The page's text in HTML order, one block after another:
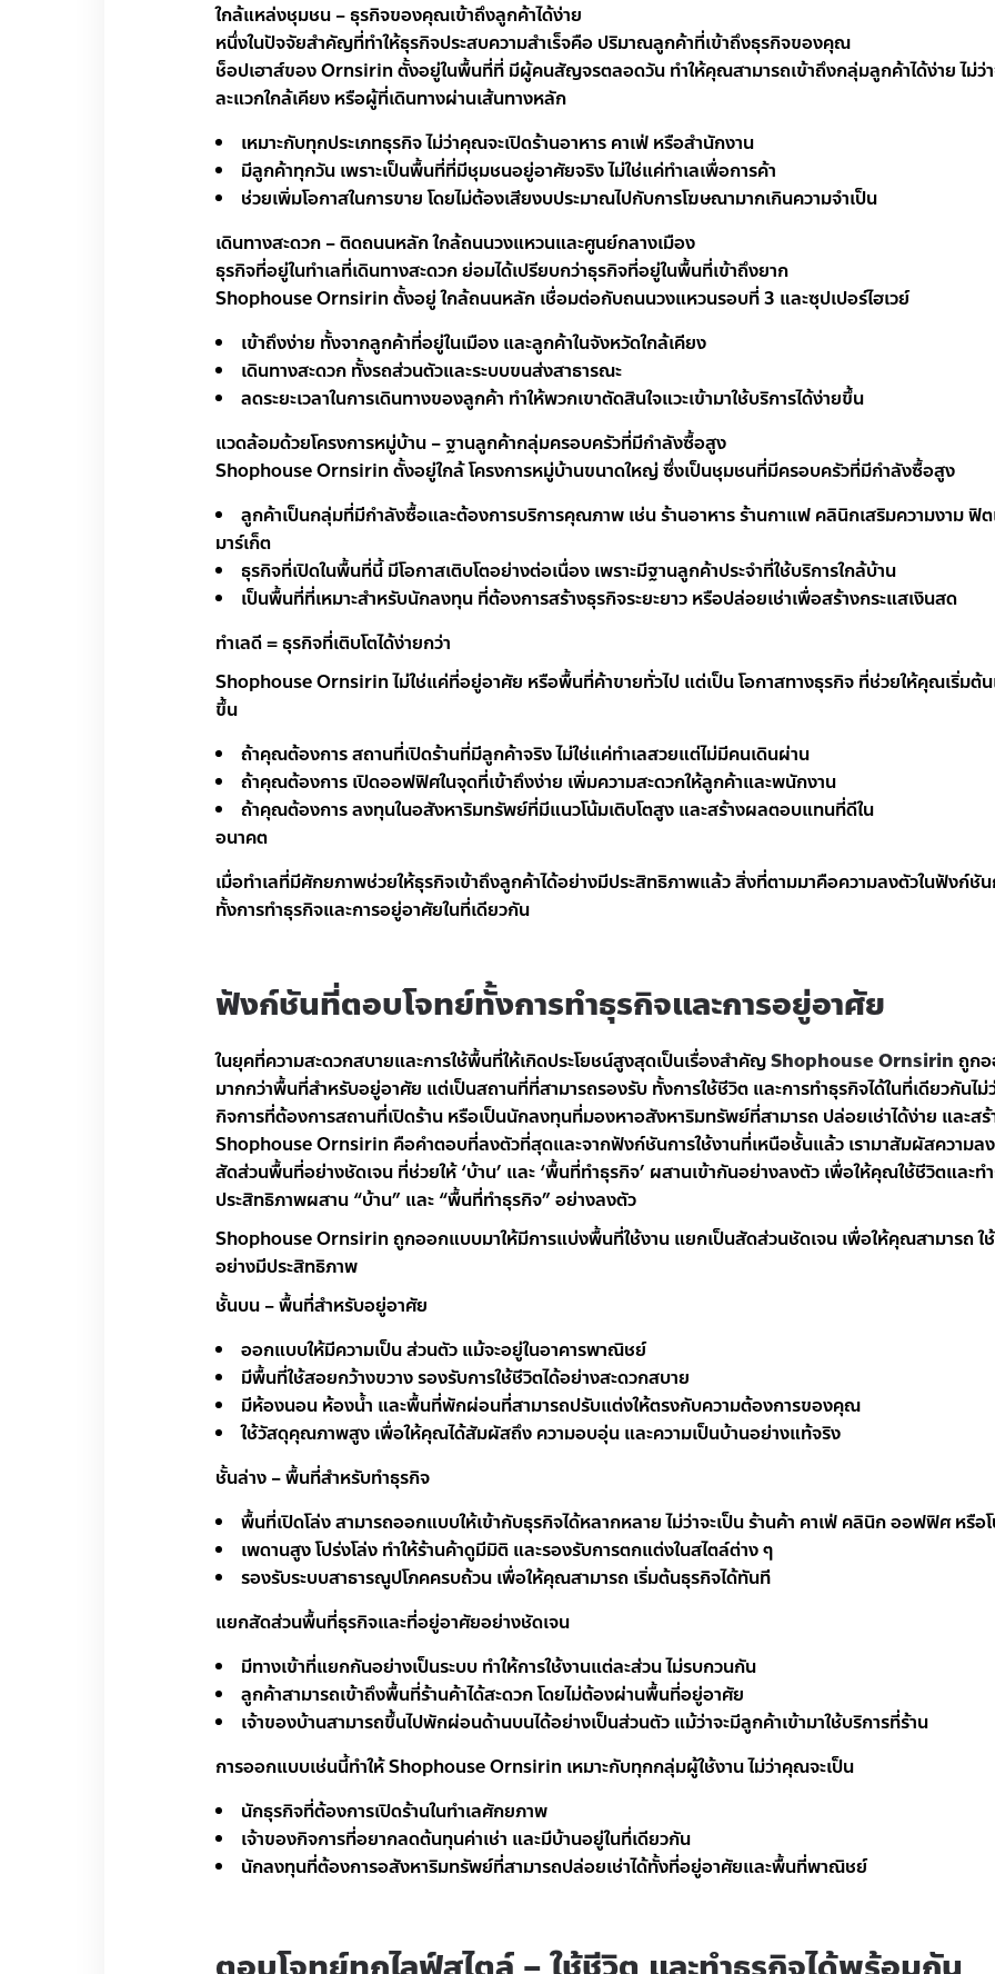
ใกล้แหล่งชุมชน – ธุรกิจของคุณเข้าถึงลูกค้าได้ง่าย
หนึ่งในปัจจัยสำคัญที่ทำให้ธุรกิจประสบความสำเร็จคือ ปริมาณลูกค้าที่เข้าถึงธุรกิจของคุณ
ช็อปเฮาส์ของ Ornsirin ตั้งอยู่ในพื้นที่ที่ มีผู้คนสัญจรตลอดวัน ทำให้คุณสามารถเข้าถึงกลุ่มลูกค้าได้ง่าย ไม่ว่
ละแวกใกล้เคียง หรือผู้ที่เดินทางผ่านเส้นทางหลัก
เหมาะกับทุกประเภทธุรกิจ ไม่ว่าคุณจะเปิดร้านอาหาร คาเฟ่ หรือสำนักงาน
มีลูกค้าทุกวัน เพราะเป็นพื้นที่ที่มีชุมชนอยู่อาศัยจริง ไม่ใช่แค่ทำเลเพื่อการค้า
ช่วยเพิ่มโอกาสในการขาย โดยไม่ต้องเสียงบประมาณไปกับการโฆษณามากเกินความจำเป็น
เดินทางสะดวก – ติดถนนหลัก ใกล้ถนนวงแหวนและศูนย์กลางเมือง
ธุรกิจที่อยู่ในทำเลที่เดินทางสะดวก ย่อมได้เปรียบกว่าธุรกิจที่อยู่ในพื้นที่เข้าถึงยาก
Shophouse Ornsirin ตั้งอยู่ ใกล้ถนนหลัก เชื่อมต่อกับถนนวงแหวนรอบที่ 3 และซุปเปอร์ไฮเวย์
เข้าถึงง่าย ทั้งจากลูกค้าที่อยู่ในเมือง และลูกค้าในจังหวัดใกล้เคียง
เดินทางสะดวก ทั้งรถส่วนตัวและระบบขนส่งสาธารณะ
ลดระยะเวลาในการเดินทางของลูกค้า ทำให้พวกเขาตัดสินใจแวะเข้ามาใช้บริการได้ง่ายขึ้น
แวดล้อมด้วยโครงการหมู่บ้าน – ฐานลูกค้ากลุ่มครอบครัวที่มีกำลังซื้อสูง
Shophouse Ornsirin ตั้งอยู่ใกล้ โครงการหมู่บ้านขนาดใหญ่ ซึ่งเป็นชุมชนที่มีครอบครัวที่มีกำลังซื้อสูง
ลูกค้าเป็นกลุ่มที่มีกำลังซื้อและต้องการบริการคุณภาพ เช่น ร้านอาหาร ร้านกาแฟ คลินิกเสริมความงาม ฟิต
มาร์เก็ต
ธุรกิจที่เปิดในพื้นที่นี้ มีโอกาสเติบโตอย่างต่อเนื่อง เพราะมีฐานลูกค้าประจำที่ใช้บริการใกล้บ้าน
เป็นพื้นที่ที่เหมาะสำหรับนักลงทุน ที่ต้องการสร้างธุรกิจระยะยาว หรือปล่อยเช่าเพื่อสร้างกระแสเงินสด
ทำเลดี = ธุรกิจที่เติบโตได้ง่ายกว่า
Shophouse Ornsirin ไม่ใช่แค่ที่อยู่อาศัย หรือพื้นที่ค้าขายทั่วไป แต่เป็น โอกาสทางธุรกิจ ที่ช่วยให้คุณเริ่มต้น
ขึ้น
ถ้าคุณต้องการ สถานที่เปิดร้านที่มีลูกค้าจริง ไม่ใช่แค่ทำเลสวยแต่ไม่มีคนเดินผ่าน
ถ้าคุณต้องการ เปิดออฟฟิศในจุดที่เข้าถึงง่าย เพิ่มความสะดวกให้ลูกค้าและพนักงาน
ถ้าคุณต้องการ ลงทุนในอสังหาริมทรัพย์ที่มีแนวโน้มเติบโตสูง และสร้างผลตอบแทนที่ดีใน
อนา
เมื่อทำเลที่มีศักยภาพช่วยให้ธุรกิจเข้าถึงลูกค้าได้อย่างมีประสิทธิภาพแล้ว สิ่งที่ตามมาคือความลงตัวในฟังก์ชั
ทั้งการทำธุรกิจและการอยู่อาศัยในที่เดียวกัน
ฟังก์ชันที่ตอบโจทย์ทั้งการทำธุรกิจและการอยู่อาศัย
ในยุคที่ความสะดวกสบายและการใช้พื้นที่ให้เกิดประโยชน์สูงสุดเป็นเรื่องสำคัญShophouse Ornsirin ถูกอ
มากกว่าพื้นที่สำหรับอยู่อาศัย แต่เป็นสถานที่ที่สามารถรองรับ ทั้งการใช้ชีวิต และการทำธุรกิจได้ในที่เดียวกันไม่
กิจการที่ต้องการสถานที่เปิดร้าน หรือเป็นนักลงทุนที่มองหาอสังหาริมทรัพย์ที่สามารถ ปล่อยเช่าได้ง่าย และ
Shophouse Ornsirin คือคำตอบที่ลงตัวที่สุดและจากฟังก์ชันการใช้งานที่เหนือชั้นแล้ว เรามาสัมผัสความล
สัดส่วนพื้นที่อย่างชัดเจน ที่ช่วยให้ ‘บ้าน’ และ ‘พื้นที่ทำธุรกิจ’ ผสานเข้ากันอย่างลงตัว เพื่อให้คุณใช้ชีวิตและท
ประสิทธิภาพผสาน “บ้าน” และ “พื้นที่ทำธุรกิจ” อย่างลงตัว
Shophouse Ornsirin ถูกออกแบบมาให้มีการแบ่งพื้นที่ใช้งาน แยกเป็นสัดส่วนชัดเจน เพื่อให้คุณสามารถ ใ
อย่างมีประสิทธิภาพ
ชั้นบน – พื้นที่สำหรับอยู่อาศัย
ออกแบบให้มีความเป็น ส่วนตัว แม้จะอยู่ในอาคารพาณิชย์
มีพื้นที่ใช้สอยกว้างขวาง รองรับการใช้ชีวิตได้อย่างสะดวกสบาย
มีห้องนอน ห้องน้ำ และพื้นที่พักผ่อนที่สามารถปรับแต่งให้ตรงกับความต้องการของคุณ
ใช้วัสดุคุณภาพสูง เพื่อให้คุณได้สัมผัสถึง ความอบอุ่น และความเป็นบ้านอย่างแท้จริง
ชั้นล่าง – พื้นที่สำหรับทำธุรกิจ
พื้นที่เปิดโล่ง สามารถออกแบบให้เข้ากับธุรกิจได้หลากหลาย ไม่ว่าจะเป็น ร้านค้า คาเฟ่ คลินิก ออฟฟิศ หรือ
เพดานสูง โปร่งโล่ง ทำให้ร้านค้าดูมีมิติ และรองรับการตกแต่งในสไตล์ต่าง ๆ
รองรับระบบสาธารณูปโภคครบถ้วน เพื่อให้คุณสามารถ เริ่มต้นธุรกิจได้ทันที
แยกสัดส่วนพื้นที่ธุรกิจและที่อยู่อาศัยอย่างชัดเจน
มีทางเข้าที่แยกกันอย่างเป็นระบบ ทำให้การใช้งานแต่ละส่วน ไม่รบกวนกัน
ลูกค้าสามารถเข้าถึงพื้นที่ร้านค้าได้สะดวก โดยไม่ต้องผ่านพื้นที่อยู่อาศัย
เจ้าของบ้านสามารถขึ้นไปพักผ่อนด้านบนได้อย่างเป็นส่วนตัว แม้ว่าจะมีลูกค้าเข้ามาใช้บริการที่ร้าน
การออกแบบเช่นนี้ทำให้ Shophouse Ornsirin เหมาะกับทุกกลุ่มผู้ใช้งาน ไม่ว่าคุณจะเป็น
นักธุรกิจที่ต้องการเปิดร้านในทำเลศักยภาพ
เจ้าของกิจการที่อยากลดต้นทุนค่าเช่า และมีบ้านอยู่ในที่เดียวกัน
นักลงทุนที่ต้องการอสังหาริมทรัพย์ที่สามารถปล่อยเช่าได้ทั้งที่อยู่อาศัยและพื้นที่พาณิชย์